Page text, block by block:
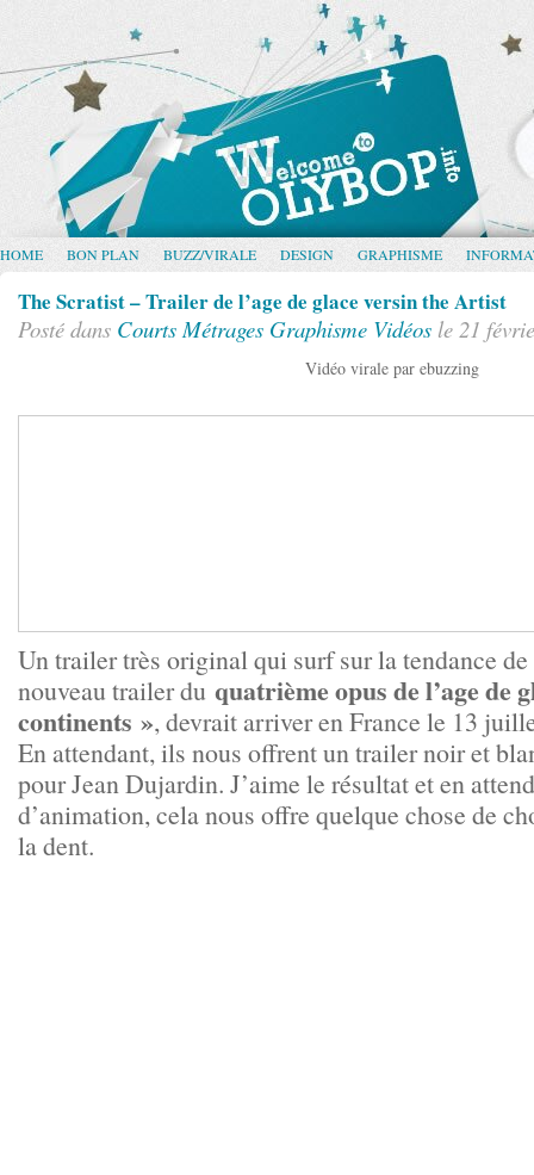
HOME BON PLAN BUZZ/VIRALE DESIGN GRAPHISME
The Scratist – Trailer de l’age de glace versin the Artist
Posté dans Courts Métrages Graphisme Vidéos le 21
Vidéo virale par ebuzzing
Un trailer très original qui surf sur la tendance
nouveau trailer du quatrième opus de l’age de
continents », devrait arriver en France le 13
En attendant, ils nous offrent un trailer noir et
pour Jean Dujardin. J’aime le résultat et en
d’animation, cela nous offre quelque chose de
la dent.